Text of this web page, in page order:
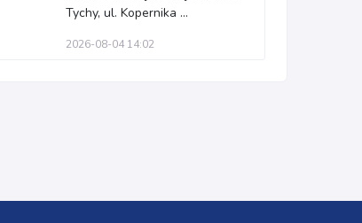
Tychy, ul. Kopernika ...
2026-08-04 14:02